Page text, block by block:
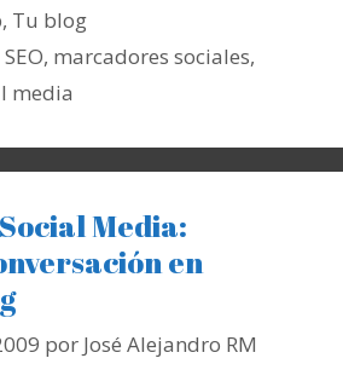
, Tu blog
, marcadores sociales,
media
Media:
en
por José Alejandro RM